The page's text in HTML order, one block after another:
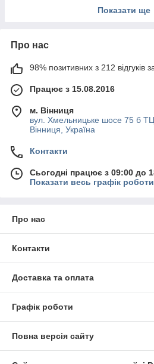
Показати ще
Про нас
98% позитивних з 212 відгуків
Працює з 15.08.2016
м. Вінниця
вул. Хмельницьке шосе 75 б
Вінниця, Україна
Контакти
Сьогодні працює з 09:00 до
Показати весь графік роботи
Про нас
Контакти
Доставка та оплата
Графік роботи
Повна версія сайту